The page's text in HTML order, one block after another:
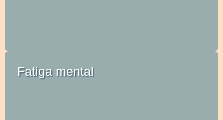
Fatiga mental